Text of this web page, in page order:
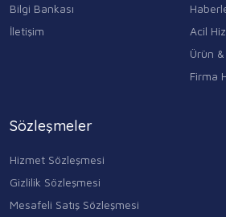
Bilgi Bankası
İletişim
Acil
Ürün
Firma
Sözleşmeler
Hizmet Sözleşmesi
Gizlilik Sözleşmesi
Mesafeli Satış Sözleşmesi